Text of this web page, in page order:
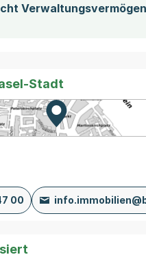
Verwaltungsvermögen
einen Download)
Stadt
Zur Karte von
Externer Link,
00